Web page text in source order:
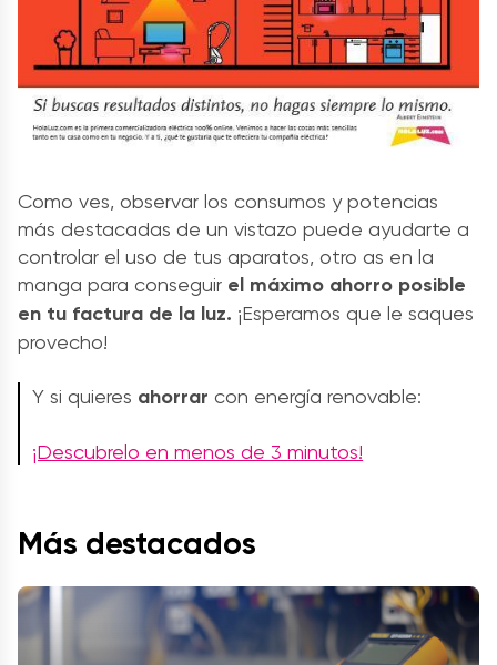
Como ves, observar los consumos y potencias
más destacadas de un vistazo puede ayudarte a
controlar el uso de tus aparatos, otro as en la
manga para conseguir el máximo ahorro posible
en tu factura de la luz. ¡Esperamos que le saques
provecho!
Y si quieres ahorrar con energía renovable:
¡Descubrelo en menos de 3 minutos!
Más destacados